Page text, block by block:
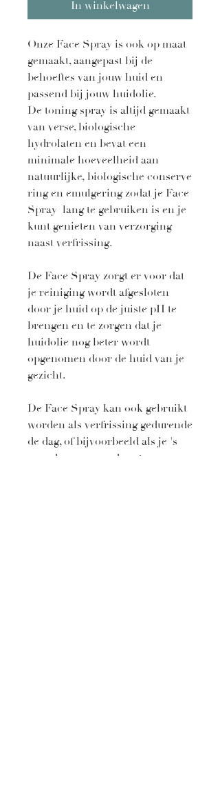
In winkelwagen
Onze Face Spray is ook op maat
gemaakt, aangepast bij de
behoeftes van jouw huid en
passend bij jouw huidolie.
De toning spray is altijd gemaakt
van verse, biologische
hydrolaten en bevat een
minimale hoeveelheid aan
natuurlijke, biologische conserve
ring en emulgering zodat je Face
Spray lang te gebruiken is en je
kunt genieten van verzorging
naast verfrissing.
De Face Spray zorgt er voor dat
je reiniging wordt afgesloten
door je huid op de juiste pH te
brengen en te zorgen dat je
huidolie nog beter wordt
opgenomen door de huid van je
gezicht.
De Face Spray kan ook gebruikt
worden als verfrissing gedurende
de dag, of bijvoorbeeld als je 's
avonds nog op pad gaat, en even